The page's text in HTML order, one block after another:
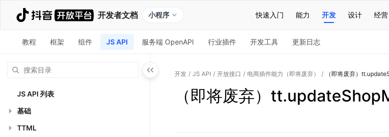
开发者文档 小程序 快速入门 能力 开发 设计 经营
教程 框架 组件 JS API 服务端 OpenAPI 行业插件 开发工具 更新日志
JS API 列表
基础
TTML
开发 / JS API / 开放接口 / 电商插件能力（即将废弃） / （即将废弃）
（即将废弃）